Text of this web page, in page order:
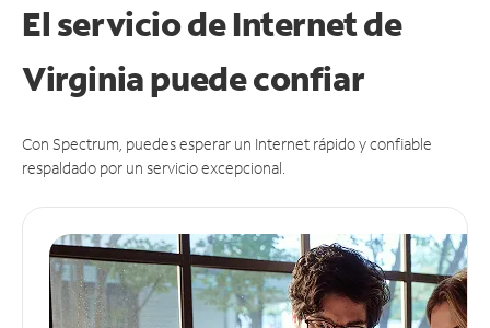
El servicio de Internet de
Virginia puedeconfiar
Con Spectrum, puedes esperar un Internet rápido y confiable
respaldado por un servicio excepcional.